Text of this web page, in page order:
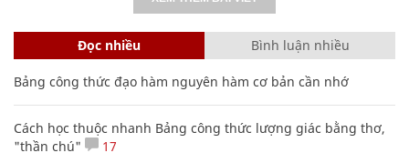
Đọc nhiều Bình luận nhiều
Bảng công thức đạo hàm nguyên hàm cơ bản cần nhớ
Cách học thuộc nhanh Bảng công thức lượng giác bằng thơ,
"thần chú"
17